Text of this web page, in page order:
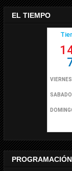
EL TIEMPO
PROGRAMACIÓN